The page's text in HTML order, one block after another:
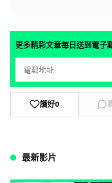
更多精彩文章每日送到電子
讚好0
最新影片